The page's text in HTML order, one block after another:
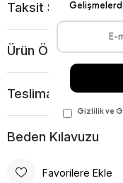
Taksit Seçenekleri
Ürün Önerileri
Teslimat Ve İade
Beden Kılavuzu
Favorilere Ekle